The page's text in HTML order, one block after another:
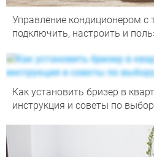
Управление кондиционером с
подключить, настроить и
Как установить бризер в
инструкция и советы по